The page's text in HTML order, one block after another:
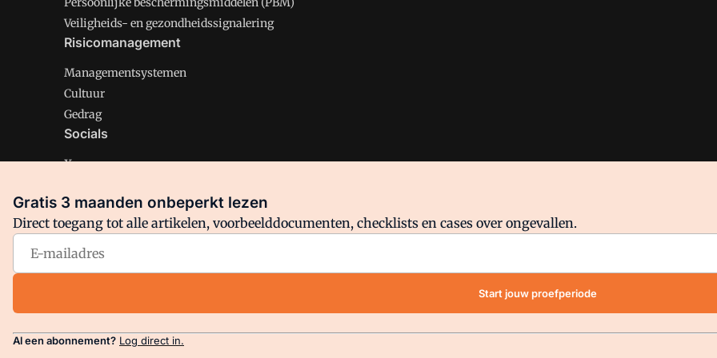
Veiligheids- en gezondheidssignalering
Risicomanagement
Managementsystemen
Cultuur
Gedrag
Socials
X
Facebook
Arbo is onderdeel van VMN media. Lees inons manifestwaar VMN media voor staat. Op gebruik van deze site zijn de
Gratis 3 maanden onbeperkt lezen
Direct toegang tot alle artikelen, voorbeelddocumenten, checklists en cases over ongevallen.
Start jouw proefperiode
Al een abonnement? Log direct in.